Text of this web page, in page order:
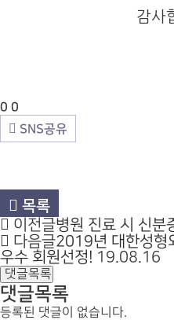
감사
0 0
SNS공유
목록
이전글병원 진료 시 신분
다음글2019년 대한성형
우수 회원선정! 19.08.16
댓글목록
댓글목록
등록된 댓글이 없습니다.